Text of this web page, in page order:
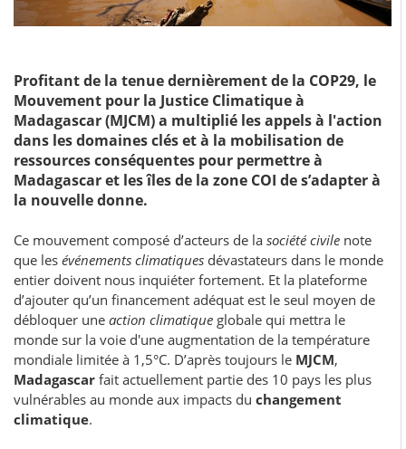
Profitant de la tenue dernièrement de la COP29, le
Mouvement pour la Justice Climatique à
Madagascar (MJCM) a multiplié les appels à l'action
dans les domaines clés et à la mobilisation de
ressources conséquentes pour permettre à
Madagascar et les îles de la zone COI de s’adapter à
la nouvelle donne.
Ce mouvement composé d’acteurs de la société civile note
que les événements climatiques dévastateurs dans le monde
entier doivent nous inquiéter fortement. Et la plateforme
d’ajouter qu’un financement adéquat est le seul moyen de
débloquer une action climatique globale qui mettra le
monde sur la voie d'une augmentation de la température
mondiale limitée à 1,5°C. D’après toujours le MJCM,
Madagascar fait actuellement partie des 10 pays les plus
vulnérables au monde aux impacts du changement
climatique.